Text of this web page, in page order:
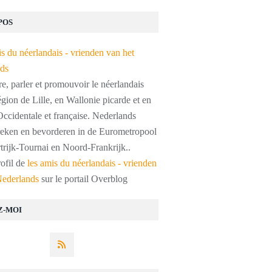
MOI
parler et promouvoir le néerlandais
de Lille, en Wallonie picarde et en
et française. Nederlands
en bevorderen in de Eurometropool
Tournai en Noord-Frankrijk..
de les amis du néerlandais - vrienden
sur le portail Overblog